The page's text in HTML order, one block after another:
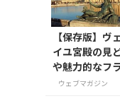
【保存版】ヴ
イユ宮殿の見
や魅力的なフ
の宮殿/庭園に
ウェブマガジン